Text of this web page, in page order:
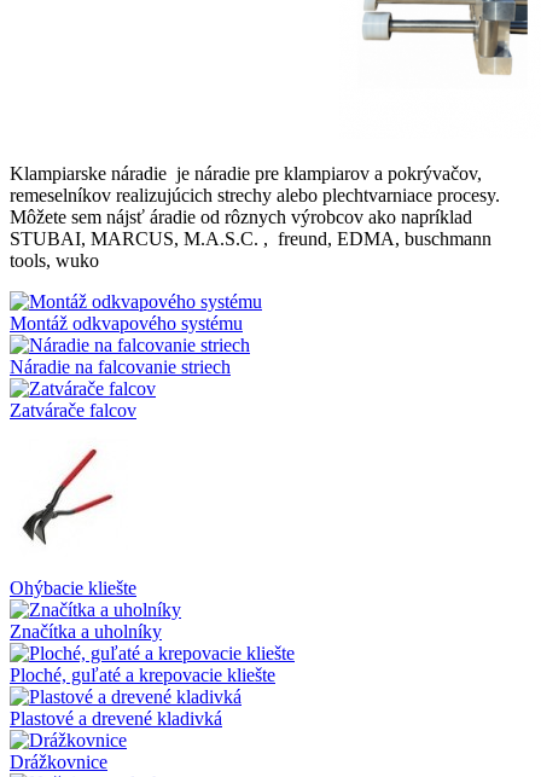
Klampiarske náradie je náradie pre klampiarov a pokrývačov,
remeselníkov realizujúcich strechy alebo plechtvarniace procesy.
Môžete sem nájsť áradie od rôznych výrobcov ako napríklad
STUBAI, MARCUS, M.A.S.C. , freund, EDMA, buschmann
tools, wuko
Montáž odkvapového systému
Náradie na falcovanie striech
Zatvárače falcov
Ohýbacie kliešte
Značítka a uholníky
Ploché, guľaté a krepovacie kliešte
Plastové a drevené kladivká
Drážkovnice